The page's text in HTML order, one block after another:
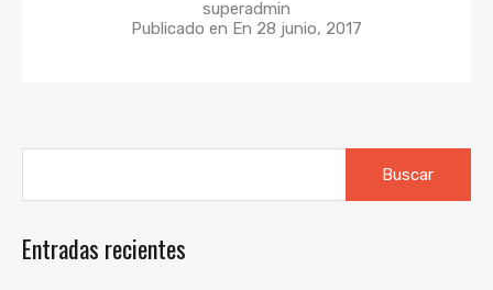
superadmin
Publicado en En 28 junio, 2017
Entradas recientes